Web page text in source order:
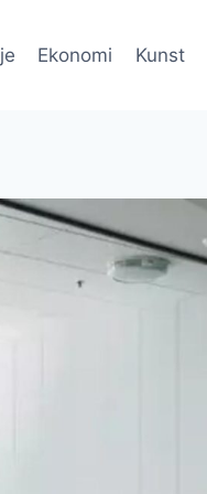
Ekonomi Kunst